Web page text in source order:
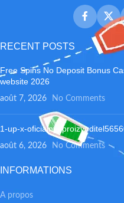
RECENT POSTS
Free Spins No Deposit Bonus
website 2026
août 7, 2026 No Comments
1-up-x-oficialnyj-
août 6, 2026 No Comments
INFORMATIONS
A propos